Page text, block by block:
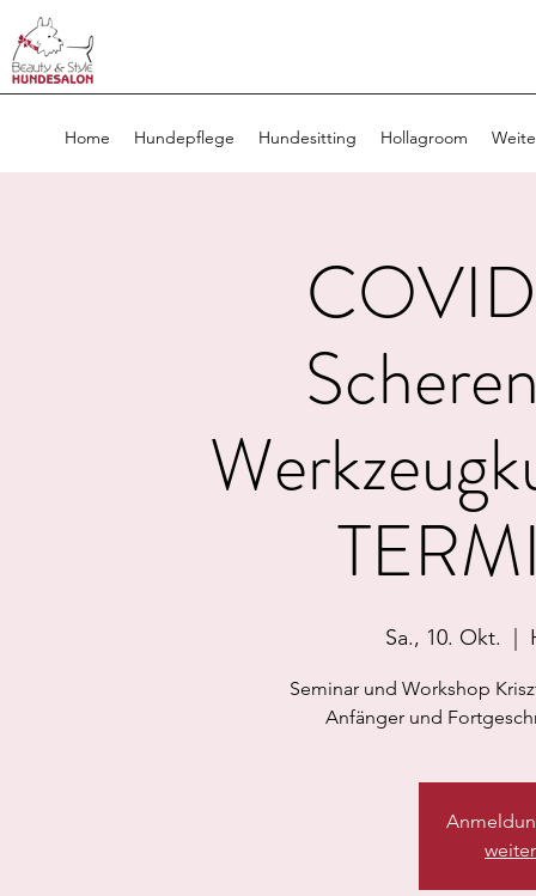
Home Hundepflege Hundesitting Hollagroom
Sa., 10. Okt.
Seminar und Workshop
Anfänger und